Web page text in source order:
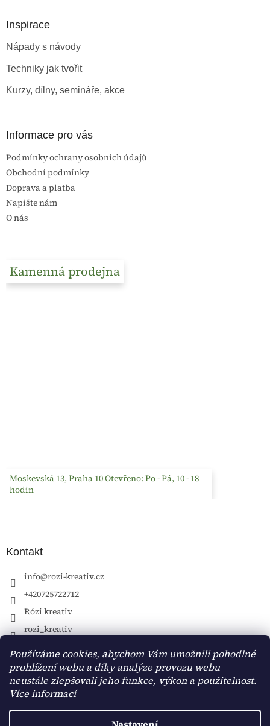
Používáme cookies, abychom Vám umožnili pohodlné
prohlížení webu a díky analýze provozu webu
neustále zlepšovali jeho funkce, výkon a použitelnost.
Více informací
Inspirace
Nápady s návody
Techniky jak tvořit
Kurzy, dílny, semináře, akce
Informace pro vás
Podmínky ochrany osobních údajů
Obchodní podmínky
Doprava a platba
Napište nám
O nás
Kamenná prodejna
Moskevská 13, Praha 10 Otevřeno: Po - Pá, 10 - 18
hodin
Kontakt
info@rozi-kreativ.cz
+420725722712
Rózi kreativ
rozi_kreativ